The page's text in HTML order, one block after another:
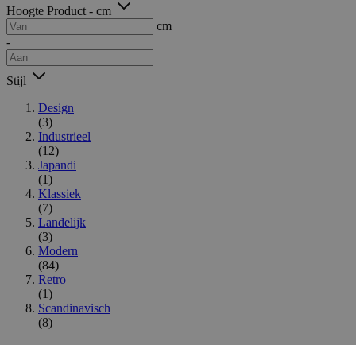
Hoogte Product - cm
cm
-
Stijl
Design
(3)
Industrieel
(12)
Japandi
(1)
Klassiek
(7)
Landelijk
(3)
Modern
(84)
Retro
(1)
Scandinavisch
(8)